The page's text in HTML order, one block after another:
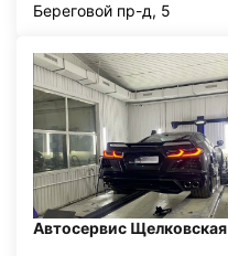
Береговой пр-д, 5
Автосервис Щелковская